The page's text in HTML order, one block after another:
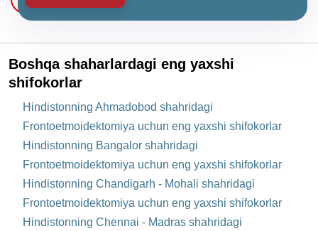
Boshqa shaharlardagi eng yaxshi
shifokorlar
Hindistonning Ahmadobod shahridagi
Frontoetmoidektomiya uchun eng yaxshi shifokorlar
Hindistonning Bangalor shahridagi
Frontoetmoidektomiya uchun eng yaxshi shifokorlar
Hindistonning Chandigarh - Mohali shahridagi
Frontoetmoidektomiya uchun eng yaxshi shifokorlar
Hindistonning Chennai - Madras shahridagi